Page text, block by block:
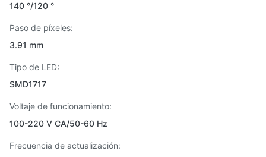
140 °/120 °
Paso de píxeles:
3.91 mm
Tipo de LED:
SMD1717
Voltaje de funcionamiento:
100-220 V CA/50-60 Hz
Frecuencia de actualización: